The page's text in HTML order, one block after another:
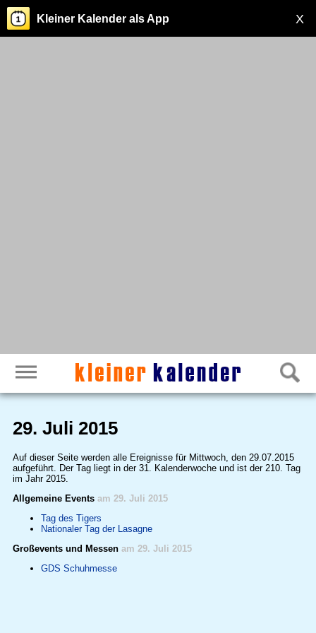
X
Kleiner Kalender als App
29. Juli 2015
Auf dieser Seite werden alle Ereignisse für Mittwoch, den 29.07.2015
aufgeführt. Der Tag liegt in der 31. Kalenderwoche und ist der 210. Tag
im Jahr 2015.
Allgemeine Events am 29. Juli 2015
Tag des Tigers
Nationaler Tag der Lasagne
Großevents und Messen am 29. Juli 2015
GDS Schuhmesse